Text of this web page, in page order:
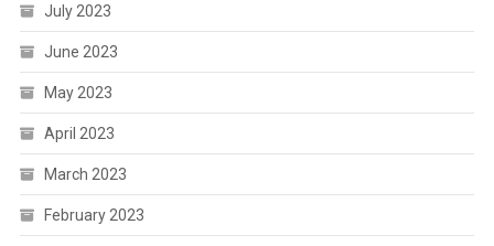
July 2023
June 2023
May 2023
April 2023
March 2023
February 2023